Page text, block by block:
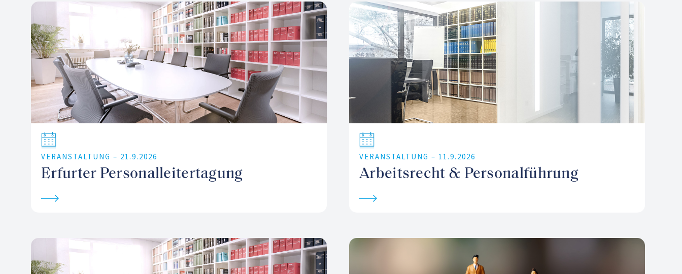
VERANSTALTUNG – 21.9.2026
Erfurter Personalleitertagung
VERANSTALTUNG – 11.9.2026
Arbeitsrecht & Personalführung